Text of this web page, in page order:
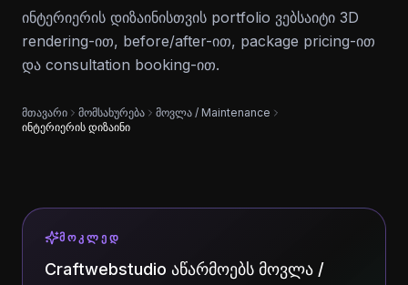
ინტერიერის დიზაინისთვის portfolio ვებსაიტი 3D
rendering-ით, before/after-ით, package pricing-ით
და consultation booking-ით.
მთავარი მომსახურება
მოვლა / Maintenance
ინტერიერის დიზაინი
ᲛᲝᲙᲚᲔᲓ
Craftwebstudio აწარმოებს მოვლა /